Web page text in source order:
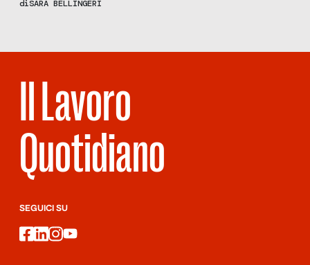
diSARA BELLINGERI
Il Lavoro
Quotidiano
SEGUICI SU
facebook
linkedin
instagram
youtube